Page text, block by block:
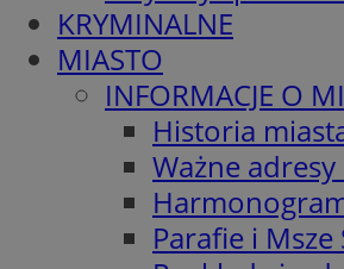
KRYMINALNE
MIASTO
INFORMACJE O
Historia
Ważne
Parafie i